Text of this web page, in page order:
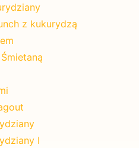
z kukurydzą
I